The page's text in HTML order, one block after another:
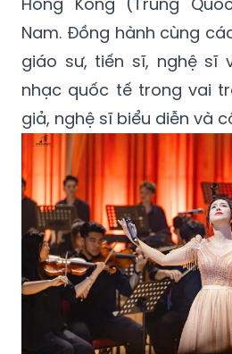
Nam. Đồng hành cùng
giáo sư, tiến sĩ, nghệ sĩ
nhạc quốc tế trong vai
giả, nghệ sĩ biểu diễn và